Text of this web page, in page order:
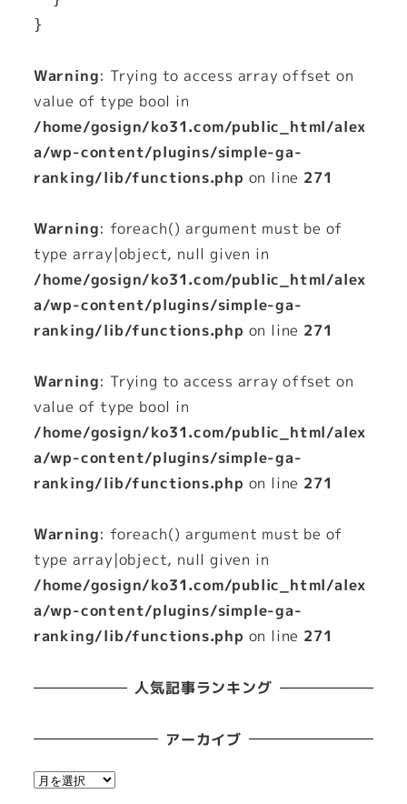
Warning: Trying to access array offset on
value of type bool in
/home/gosign/ko31.com/public_html/alex
a/wp-content/plugins/simple-ga-
ranking/lib/functions.php on line 271
Warning: foreach() argument must be of
type array|object, null given in
/home/gosign/ko31.com/public_html/alex
a/wp-content/plugins/simple-ga-
ranking/lib/functions.php on line 271
Warning: Trying to access array offset on
value of type bool in
/home/gosign/ko31.com/public_html/alex
a/wp-content/plugins/simple-ga-
ranking/lib/functions.php on line 271
Warning: foreach() argument must be of
type array|object, null given in
/home/gosign/ko31.com/public_html/alex
a/wp-content/plugins/simple-ga-
ranking/lib/functions.php on line 271
人気記事ランキング
アーカイブ
ア